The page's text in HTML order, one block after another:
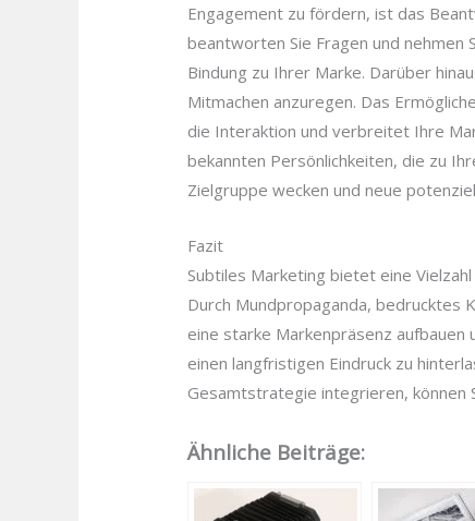
Engagement zu fördern, ist das
beantworten Sie Fragen und nehmen
Bindung zu Ihrer Marke. Darüber
Mitmachen anzuregen. Das
die Interaktion und verbreitet Ihre
bekannten Persönlichkeiten, die zu
Zielgruppe wecken und neue
Fazit
Subtiles Marketing bietet eine
Durch Mundpropaganda, bedrucktes
eine starke Markenpräsenz aufbauen
einen langfristigen Eindruck zu
Gesamtstrategie integrieren, können
Ähnliche Beiträge: